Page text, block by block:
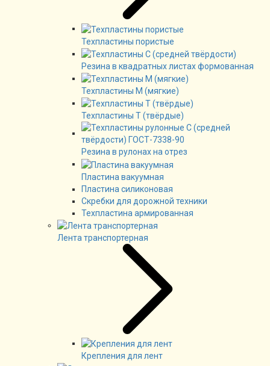
Техпластины пористые
Резина в квадратных листах формованная
Техпластины М (мягкие)
Техпластины Т (твёрдые)
Резина в рулонах на отрез
Пластина вакуумная
Пластина силиконовая
Скребки для дорожной техники
Техпластина армированная
Лента транспортерная
Крепления для лент